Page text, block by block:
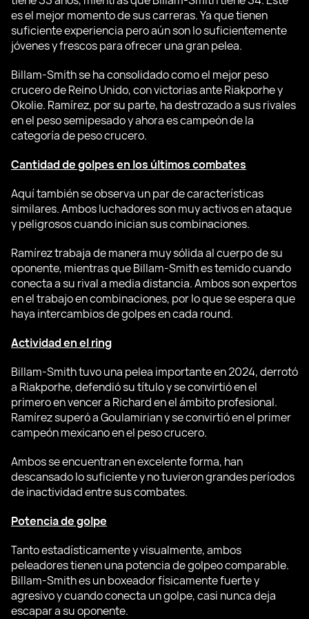
es el mejor momento de sus carreras. Ya que tienen
suficiente experiencia pero aún son lo suficientemente
jóvenes y frescos para ofrecer una gran pelea.
Billam-Smith se ha consolidado como el mejor peso
crucero de Reino Unido, con victorias ante Riakporhe y
Okolie. Ramírez, por su parte, ha destrozado a sus rivales
en el peso semipesado y ahora es campeón de la
categoría de peso crucero.
Cantidad de golpes en los últimos combates
Aquí también se observa un par de características
similares. Ambos luchadores son muy activos en ataque
y peligrosos cuando inician sus combinaciones.
Ramírez trabaja de manera muy sólida al cuerpo de su
oponente, mientras que Billam-Smith es temido cuando
conecta a su rival a media distancia. Ambos son expertos
en el trabajo en combinaciones, por lo que se espera que
haya intercambios de golpes en cada round.
Actividad en el ring
Billam-Smith tuvo una pelea importante en 2024, derrotó
a Riakporhe, defendió su título y se convirtió en el
primero en vencer a Richard en el ámbito profesional.
Ramírez superó a Goulamirian y se convirtió en el primer
campeón mexicano en el peso crucero.
Ambos se encuentran en excelente forma, han
descansado lo suficiente y no tuvieron grandes períodos
de inactividad entre sus combates.
Potencia de golpe
Tanto estadísticamente y visualmente, ambos
peleadores tienen una potencia de golpeo comparable.
Billam-Smith es un boxeador físicamente fuerte y
agresivo y cuando conecta un golpe, casi nunca deja
escapar a su oponente.